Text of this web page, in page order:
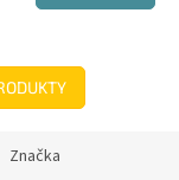
Značka